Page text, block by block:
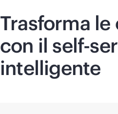
Trasforma
con il self-
intelligente